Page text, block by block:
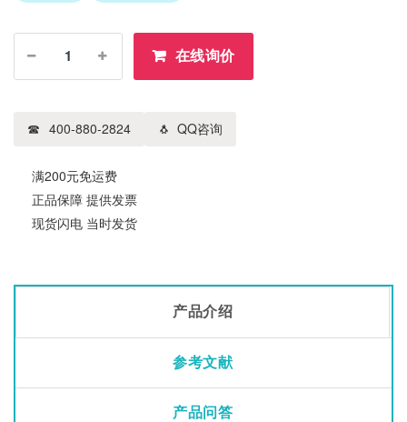
在线询价
QQ咨询
400-880-2824
满200元免运费
正品保障 提供发票
现货闪电 当时发货
产品介绍
参考文献
产品问答